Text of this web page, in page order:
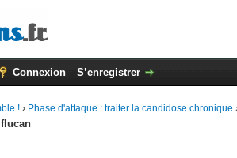
Connexion S’enregistrer
! › Phase d'attaque : traiter la candidose chronique